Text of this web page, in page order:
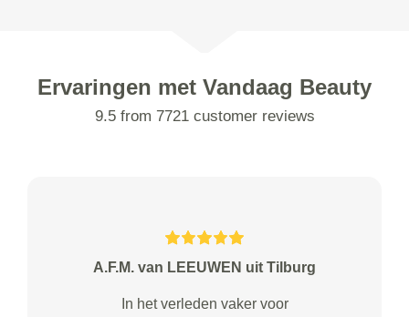
Ervaringen met Vandaag Beauty
9.5 from 7721 customer reviews
A.F.M. van LEEUWEN uit Tilburg
In het verleden vaker voor